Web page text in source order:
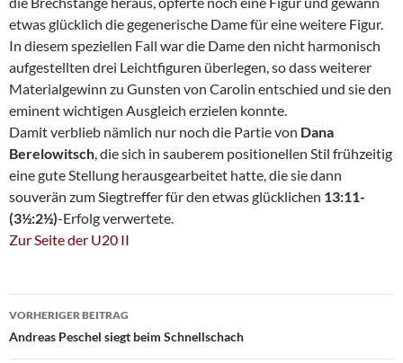
etwas glücklich die gegenerische Dame für eine weitere Figur.
In diesem speziellen Fall war die Dame den nicht harmonisch
aufgestellten drei Leichtfiguren überlegen, so dass weiterer
Materialgewinn zu Gunsten von Carolin entschied und sie den
eminent wichtigen Ausgleich erzielen konnte.
Damit verblieb nämlich nur noch die Partie von Dana
Berelowitsch, die sich in sauberem positionellen Stil frühzeitig
eine gute Stellung herausgearbeitet hatte, die sie dann
souverän zum Siegtreffer für den etwas glücklichen 13:11-
(3½:2½)-Erfolg verwertete.
Zur Seite der U20 II
Beitragsnavigation
VORHERIGER BEITRAG
Andreas Peschel siegt beim Schnellschach